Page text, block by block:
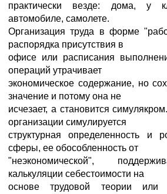
практически везде: дома, у
автомобиле, самолете.
Организация труда в форме
распорядка присутствия в
офисе или расписания
операций утрачивает
экономическое содержание, но
значение и потому она не
исчезает, а становится
организации симулируется
структурная определенность и
сферы, ее обособленность от
"неэкономической",
калькуляции себестоимости на
основе трудовой теории или